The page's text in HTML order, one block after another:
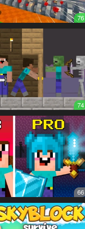
76
74
66